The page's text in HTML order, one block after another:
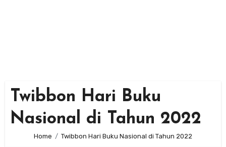
Twibbon Hari Buku
Nasional di Tahun 2022
Home Twibbon Hari Buku Nasional di Tahun 2022